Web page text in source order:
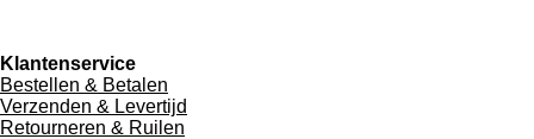
Klantenservice
Bestellen & Betalen
Verzenden & Levertijd
Retourneren & Ruilen